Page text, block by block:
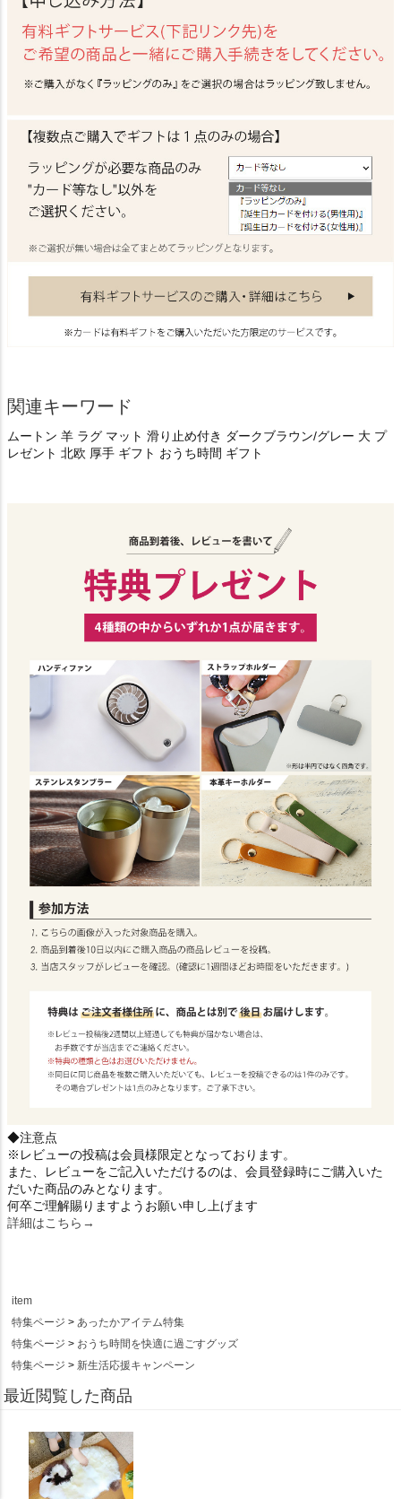
関連キーワード
ムートン 羊 ラグ マット 滑り止め付き ダークブラウン/グレー 大 プ
レゼント 北欧 厚手 ギフト おうち時間 ギフト
◆注意点
※レビューの投稿は会員様限定となっております。
また、レビューをご記入いただけるのは、会員登録時にご購入いた
だいた商品のみとなります。
何卒ご理解賜りますようお願い申し上げます
詳細はこちら→
item
特集ページ
あったかアイテム特集
特集ページ
おうち時間を快適に過ごすグッズ
特集ページ
新生活応援キャンペーン
最近閲覧した商品